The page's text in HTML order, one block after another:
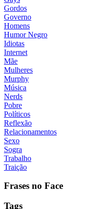
Gordos
Governo
Homens
Humor Negro
Idiotas
Internet
Mãe
Mulheres
Murphy
Música
Nerds
Pobre
Políticos
Reflexão
Relacionamentos
Sexo
Sogra
Trabalho
Traição
Frases no Face
Tags